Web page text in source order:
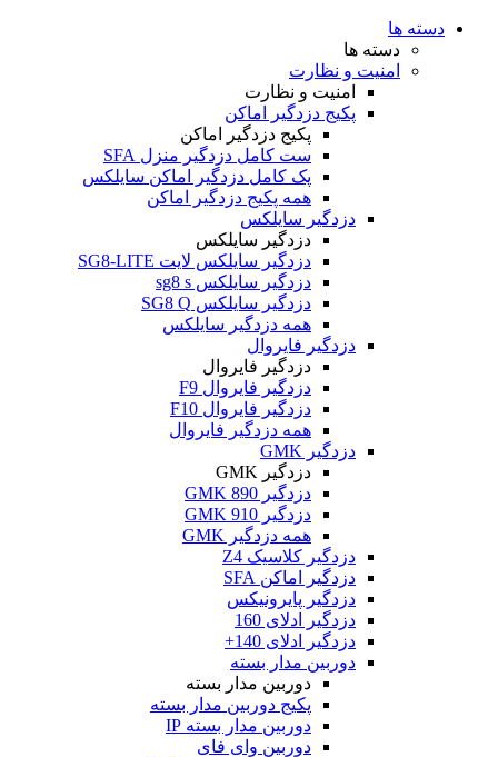
دسته ها
دسته ها
امنیت و نظارت
امنیت و نظارت
پکیج دزدگیر اماکن
پکیج دزدگیر اماکن
ست کامل دزدگیر منزل SFA
پک کامل دزدگیر اماکن سایلکس
همه پکیج دزدگیر اماکن
دزدگیر سایلکس
دزدگیر سایلکس
دزدگیر سایلکس لایت SG8-LITE
دزدگیر سایلکس sg8 s
دزدگیر سایلکس SG8 Q
همه دزدگیر سایلکس
دزدگیر فایروال
دزدگیر فایروال
دزدگیر فایروال F9
دزدگیر فایروال F10
همه دزدگیر فایروال
دزدگیر GMK
دزدگیر GMK
دزدگیر GMK 890
دزدگیر GMK 910
همه دزدگیر GMK
دزدگیر کلاسیک Z4
دزدگیر اماکن SFA
دزدگیر پایرونیکس
دزدگیر ادلای 160
دزدگیر ادلای 140+
دوربین مدار بسته
دوربین مدار بسته
پکیج دوربین مدار بسته
دوربین مدار بسته IP
دوربین وای فای